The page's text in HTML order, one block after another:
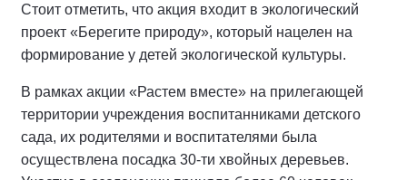
Стоит отметить, что акция входит в экологический
проект «Берегите природу», который нацелен на
формирование у детей экологической культуры.
В рамках акции «Растем вместе» на прилегающей
территории учреждения воспитанниками детского
сада, их родителями и воспитателями была
осуществлена посадка 30-ти хвойных деревьев.